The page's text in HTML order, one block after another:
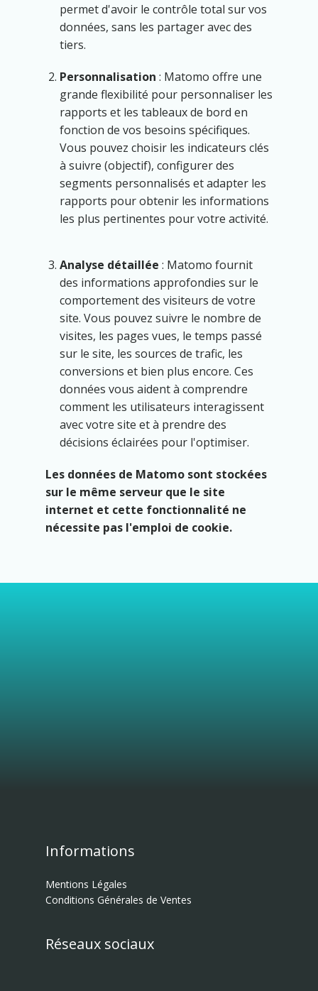
permet d'avoir le contrôle total sur vos
données, sans les partager avec des
tiers.
Personnalisation : Matomo offre une
grande flexibilité pour personnaliser les
rapports et les tableaux de bord en
fonction de vos besoins spécifiques.
Vous pouvez choisir les indicateurs clés
à suivre (objectif), configurer des
segments personnalisés et adapter les
rapports pour obtenir les informations
les plus pertinentes pour votre activité.
Analyse détaillée : Matomo fournit
des informations approfondies sur le
comportement des visiteurs de votre
site. Vous pouvez suivre le nombre de
visites, les pages vues, le temps passé
sur le site, les sources de trafic, les
conversions et bien plus encore. Ces
données vous aident à comprendre
comment les utilisateurs interagissent
avec votre site et à prendre des
décisions éclairées pour l'optimiser.
Les données de Matomo sont stockées
sur le même serveur que le site
internet et cette fonctionnalité ne
nécessite pas l'emploi de cookie.
Informations
Mentions Légales
Conditions Générales de Ventes
Réseaux sociaux